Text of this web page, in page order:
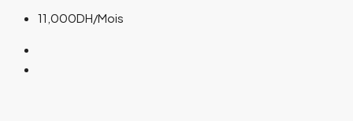
11,000DH/Mois